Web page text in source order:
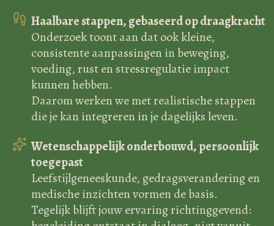
Haalbare stappen, gebaseerd op draagkracht
Onderzoek toont aan dat ook kleine,
consistente aanpassingen in beweging,
voeding, rust en stressregulatie impact
kunnen hebben.
Daarom werken we met realistische stappen
die je kan integreren in je dagelijks leven.
Wetenschappelijk onderbouwd, persoonlijk
toegepast
Leefstijlgeneeskunde, gedragsverandering en
medische inzichten vormen de basis.
Tegelijk blijft jouw ervaring richtinggevend: